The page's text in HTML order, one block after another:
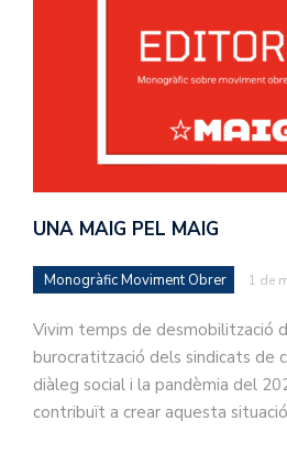
UNA MAIG PEL MAIG
Monogràfic Moviment Obrer 1 de
Vivim temps de desmobilització
burocratització dels sindicats de
diàleg social i la pandèmia del
contribuït a crear aquesta